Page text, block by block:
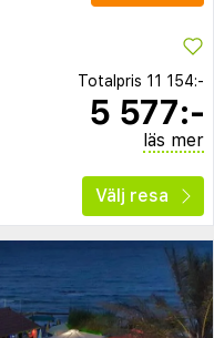
Totalpris 11 154:-
5 577:-
läs mer
Välj resa